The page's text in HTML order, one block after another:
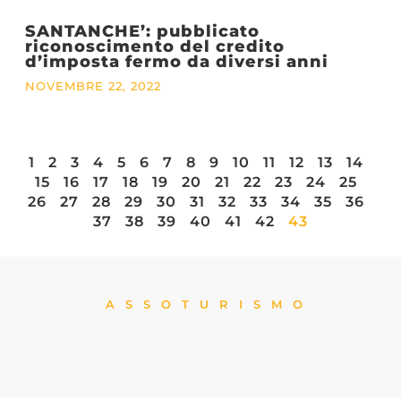
SANTANCHE’: pubblicato
riconoscimento del credito
d’imposta fermo da diversi anni
NOVEMBRE 22, 2022
1 2 3 4 5 6 7 8 9 10 11 12 13
14
15
16 17 18 19 20 21 22 23 24
25
26
27 28 29 30 31 32 33 34 35
36
37
38 39 40 41 42 43
ASSOTURISMO